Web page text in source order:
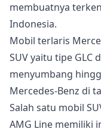
membuatnya
Indonesia.
Mobil terlaris
SUV yaitu tipe GLC
menyumbang
Mercedes-Benz di
Salah satu mobil
AMG Line memiliki